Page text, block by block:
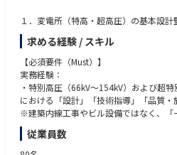
・若手PdMの育成・プロダクトマネジ
有・チームビルディング
■ポジションの魅力
・日本最大級の市場連動型電力サービス
・AI・IoT・スマートホーム・エネルギ
代サービスを企画・開発できます。
・AI企業Gigalogy、スマートデバイス企
創出できます。
・プロダクト戦略から商用リリースまで
携われます。
１．変電所（特高・超高圧）の基本設
電力会社との系統連系協議に基づく、
計、単線結線図、設備配置図の審査およ
主要機器（超高圧変圧器、GIS/CGS遮
塔、超高圧ケーブル等）の仕様確認およ
許認可申請資料の作成（系統連系申請
施工における技術的支援
保護協調、短絡・潮流計算の妥当性確
で発生する高度な技術課題への解法提示。
求める経験 / スキル
【必須要件（Must）】
実務経験：
・特別高圧（66kV〜154kV）および超
における「設計」「技術指導」「品質
※建築内線工事やビル設備ではなく、「
所特化」の実務経験が必須となります。
保有資格：
従業員数